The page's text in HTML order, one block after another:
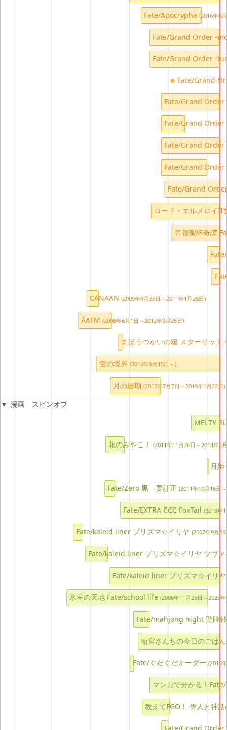
Fate/Grand Order -
Fate/Grand Order -
Fate/Grand Order
Fate/Grand Order
Fate/Grand
ロード・エルメロイII
帝都聖杯奇譚
空の境界 (2010年9月15日～)
Fate/Apocrypha(2016年6
Fate/Grand
Fate/Grand Order
Fate/Grand Order
CANAAN (2009年6月26日～2011年1月26日)
AATM(2008年6月1日～2012年9月26日)
まほうつかいの箱 スターリッ
月の珊瑚(2012年7月7日～2019年1月22日)
MELTY
Fate/EXTRA CCC FoxTail(2013年
Fate/kaleid liner プリズマ☆イリ
衛宮さんちの今日のごは
マンガで分かる！
花のみやこ！ (2011年11月26日～2014年5
月
Fate/Zero 黒 要訂正(2011年10月18日
Fate/kaleid liner プリズマ☆イリヤ(2007年9月
Fate/kaleid liner プリズマ☆イリヤ ツヴ
氷室の天地 Fate/school life(2006年11月25日～2025
Fate/mahjong night 聖牌
Fate/ぐだぐだオーダー(2015
教えてFGO！ 偉人と神
漫画 スピンオフ